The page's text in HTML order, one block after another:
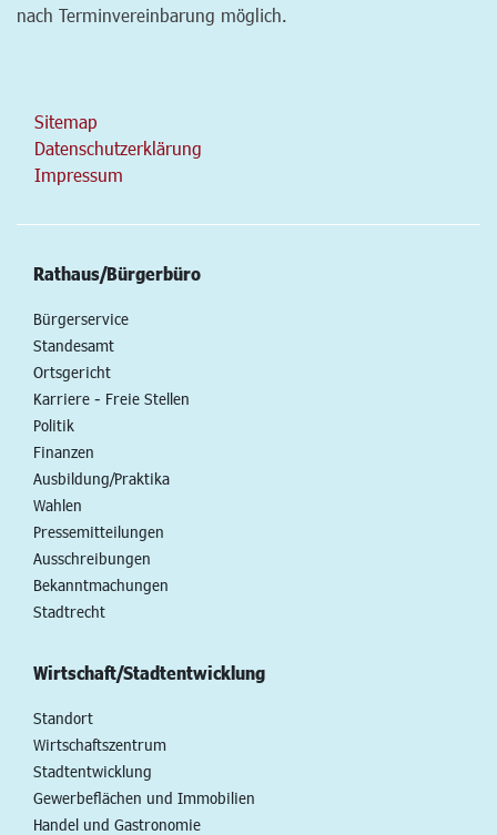
nach Terminvereinbarung möglich.
Sitemap
Datenschutzerklärung
Impressum
Rathaus/Bürgerbüro
Bürgerservice
Standesamt
Ortsgericht
Karriere - Freie Stellen
Politik
Finanzen
Ausbildung/Praktika
Wahlen
Pressemitteilungen
Ausschreibungen
Bekanntmachungen
Stadtrecht
Wirtschaft/Stadtentwicklung
Standort
Wirtschaftszentrum
Stadtentwicklung
Gewerbeflächen und Immobilien
Handel und Gastronomie